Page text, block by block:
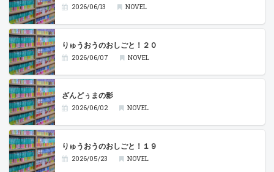
2026/06/13 NOVEL
りゅうおうのおしごと！２０
2026/06/07 NOVEL
ざんどぅまの影
2026/06/02 NOVEL
りゅうおうのおしごと！１９
2026/05/23 NOVEL